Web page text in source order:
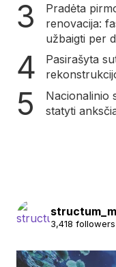
Pradėta
renovacija:
užbaigti per
Pasirašyta
Nacionalinio
statyti
3,418 followers